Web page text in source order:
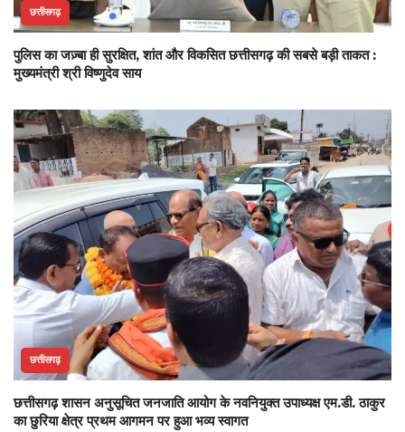
छत्तीसगढ़
पुलिस का जज़्बा ही सुरक्षित, शांत और विकसित छत्तीसगढ़ की सबसे बड़ी ताकत :
मुख्यमंत्री श्री विष्णुदेव साय
छत्तीसगढ़
छत्तीसगढ़ शासन अनुसूचित जनजाति आयोग के नवनियुक्त उपाध्यक्ष एम.डी. ठाकुर
का छुरिया क्षेत्र प्रथम आगमन पर हुआ भव्य स्वागत